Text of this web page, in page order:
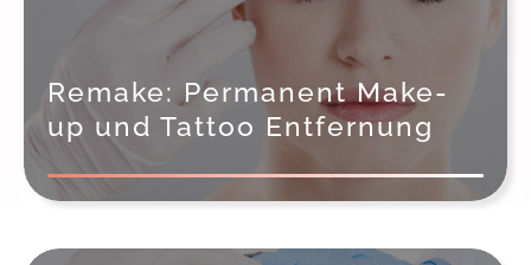
Remake: Permanent Make-
up und Tattoo Entfernung